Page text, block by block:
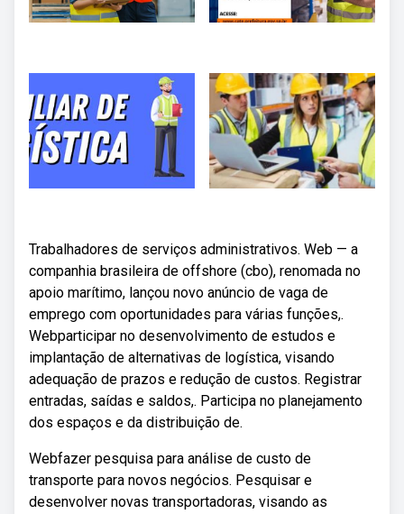
Trabalhadores de serviços administrativos. Web — a
companhia brasileira de offshore (cbo), renomada no
apoio marítimo, lançou novo anúncio de vaga de
emprego com oportunidades para várias funções,.
Webparticipar no desenvolvimento de estudos e
implantação de alternativas de logística, visando
adequação de prazos e redução de custos. Registrar
entradas, saídas e saldos,. Participa no planejamento
dos espaços e da distribuição de.
Webfazer pesquisa para análise de custo de
transporte para novos negócios. Pesquisar e
desenvolver novas transportadoras, visando as